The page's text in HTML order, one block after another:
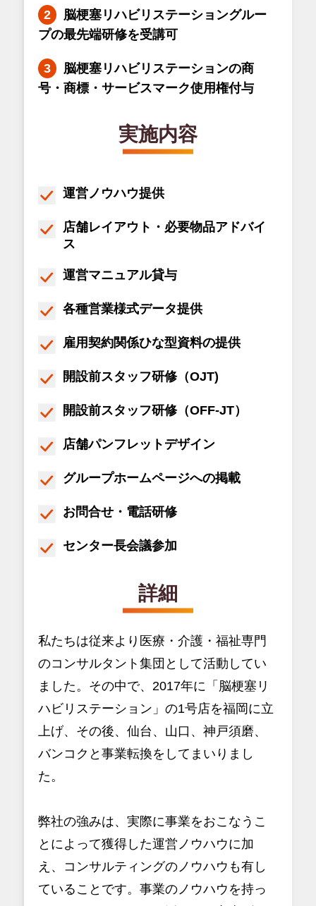
脳梗塞リハビリステーショングルー
プの最先端研修を受講可
脳梗塞リハビリステーションの商
号・商標・サービスマーク使用権付与
実施内容
運営ノウハウ提供
店舗レイアウト・必要物品アドバイ
ス
運営マニュアル貸与
各種営業様式データ提供
雇用契約関係ひな型資料の提供
開設前スタッフ研修（OJT)
開設前スタッフ研修（OFF-JT）
店舗パンフレットデザイン
グループホームページへの掲載
お問合せ・電話研修
センター長会議参加
詳細
私たちは従来より医療・介護・福祉専門
のコンサルタント集団として活動してい
ました。その中で、2017年に「脳梗塞リ
ハビリステーション」の1号店を福岡に立
上げ、その後、仙台、山口、神戸須磨、
バンコクと事業転換をしてまいりまし
た。
弊社の強みは、実際に事業をおこなうこ
とによって獲得した運営ノウハウに加
え、コンサルティングのノウハウも有し
ていることです。事業のノウハウを持っ